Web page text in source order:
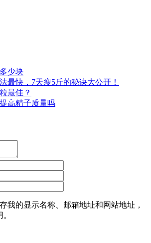
少块
最快，7天瘦5斤的秘诀大公开！
最佳？
高精子质量吗
我的显示名称、邮箱地址和网站地址，